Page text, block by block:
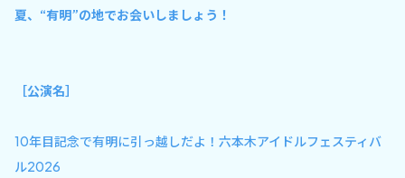
夏、“有明”の地でお会いしましょう！
［公演名］
10年目記念で有明に引っ越しだよ！六本木アイドルフェスティバ
ル2026